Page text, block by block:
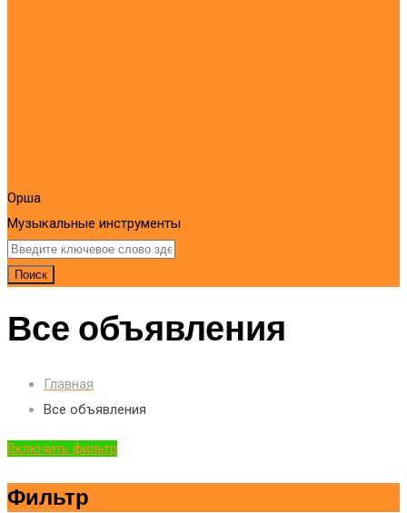
Орша
Mузыкальные инструменты
Поиск
Все объявления
Главная
Все объявления
Включить фильтр
Фильтр